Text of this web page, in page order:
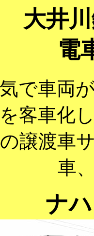
大井
電
で車両
客車化
譲渡車
車
ナ